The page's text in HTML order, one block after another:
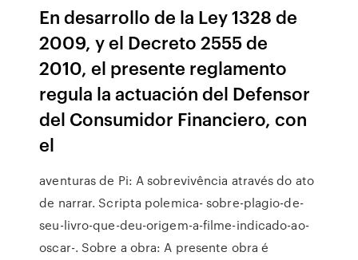
En desarrollo de la Ley 1328 de
2009, y el Decreto 2555 de
2010, el presente reglamento
regula la actuación del Defensor
del Consumidor Financiero, con
el
aventuras de Pi: A sobrevivência através do ato
de narrar. Scripta polemica- sobre-plagio-de-
seu-livro-que-deu-origem-a-filme-indicado-ao-
oscar-. Sobre a obra: A presente obra é